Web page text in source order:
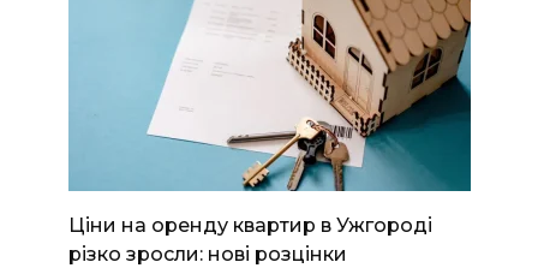
Ціни на оренду квартир в Ужгороді
різко зросли: нові розцінки